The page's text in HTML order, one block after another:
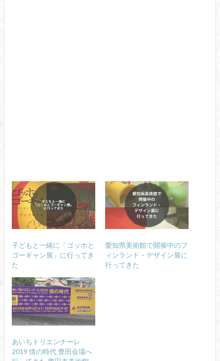
子どもと一緒に「ゴッホと
ゴーギャン展」に行ってき
た
愛知県美術館で開催中のフ
ィンランド・デザイン展に
行ってきた
あいちトリエンナーレ
2019 情の時代 豊田会場へ